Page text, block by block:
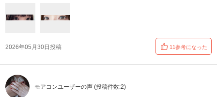
2026年05月30日投稿 11参考になった
モアコンユーザーの声 (投稿件数:2)